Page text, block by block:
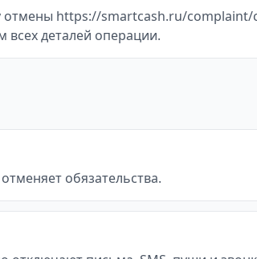
https://smartcash.ru/complaint/
всех деталей операции.
обязательства.